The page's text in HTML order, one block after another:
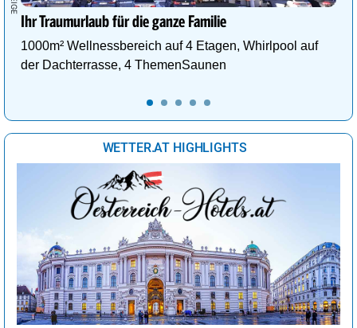
Ihr Traumurlaub für die ganze Familie
1000m² Wellnessbereich auf 4 Etagen, Whirlpool auf
der Dachterrasse, 4 ThemenSaunen
WETTER.AT HIGHLIGHTS